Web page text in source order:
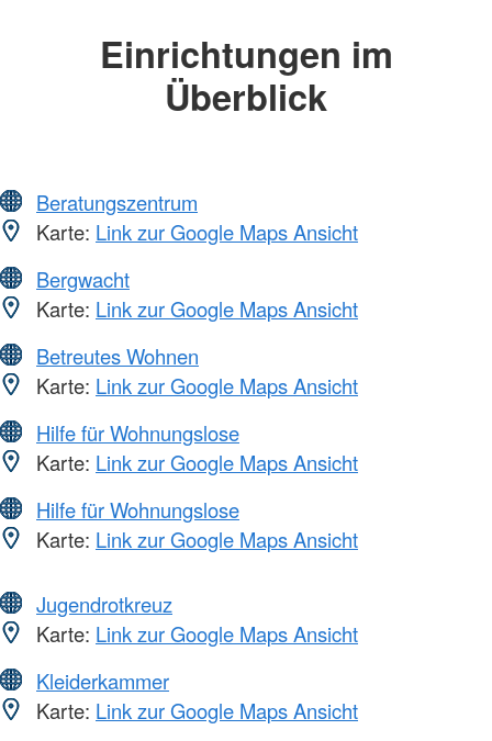
Einrichtungen im
Überblick
Beratungszentrum
Karte: Link zur Google Maps Ansicht
Bergwacht
Karte: Link zur Google Maps Ansicht
Betreutes Wohnen
Karte: Link zur Google Maps Ansicht
Hilfe für Wohnungslose
Karte: Link zur Google Maps Ansicht
Hilfe für Wohnungslose
Karte: Link zur Google Maps Ansicht
Jugendrotkreuz
Karte: Link zur Google Maps Ansicht
Kleiderkammer
Karte: Link zur Google Maps Ansicht